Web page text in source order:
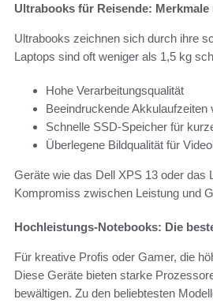
Ultrabooks für Reisende: Merkmale
Ultrabooks zeichnen sich durch ihre
Laptops sind oft weniger als 1,5 kg
Hohe Verarbeitungsqualität
Beeindruckende Akkulaufzeiten
Schnelle SSD-Speicher für
Überlegene Bildqualität für
Geräte wie das Dell XPS 13 oder das
Kompromiss zwischen Leistung und
Hochleistungs-Notebooks: Die
Für kreative Profis oder Gamer, die
Diese Geräte bieten starke
bewältigen. Zu den beliebtesten